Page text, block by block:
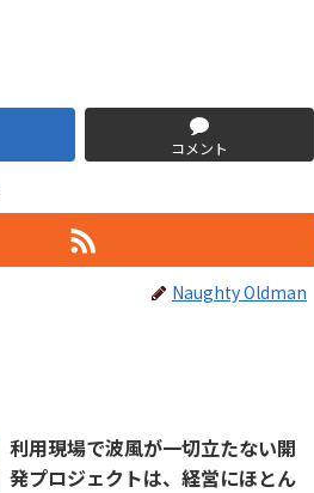
コメント
Naughty Oldman
利用現場で波風が一切立たない開
発プロジェクトは、経営にほとん